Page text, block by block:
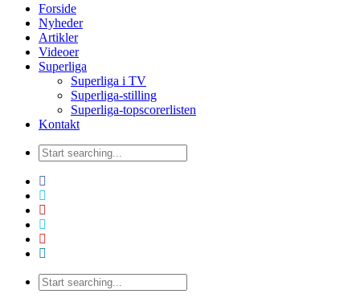
Forside
Nyheder
Artikler
Videoer
Superliga
Superliga i TV
Superliga-stilling
Superliga-topscorerlisten
Kontakt